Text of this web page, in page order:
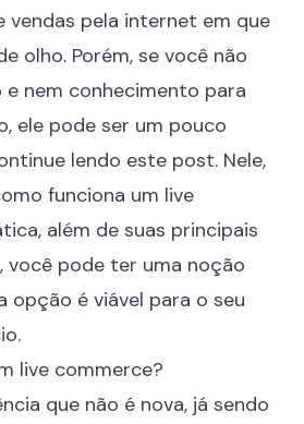
vendas pela internet em que
olho. Porém, se você não
nem conhecimento para
ele pode ser um pouco
lendo este post. Nele,
funciona um live
além de suas principais
você pode ter uma noção
opção é viável para o seu
live commerce?
que não é nova, já sendo